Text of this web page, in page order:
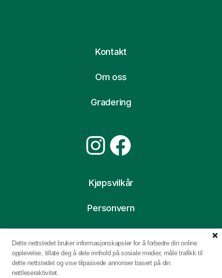
Kontakt
Om oss
Gradering
Instagram
Facebook
Kjøpsvilkår
Personvern
Dette nettstedet bruker informasjonskapsler for å forbedre din online
opplevelse, tillate deg å dele innhold på sosiale medier, måle trafikk til
dette nettstedet og vise tilpassede annonser basert på din
nettleseraktivitet.